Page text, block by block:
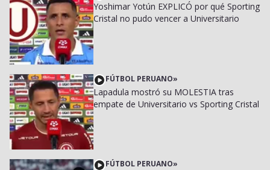
Yoshimar Yotún EXPLICÓ por qué Sporting
Cristal no pudo vencer a Universitario
FÚTBOL PERUANO»
Lapadula mostró su MOLESTIA tras
empate de Universitario vs Sporting Cristal
FÚTBOL PERUANO»